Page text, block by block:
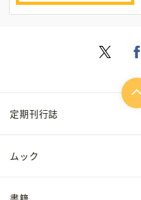
定期刊行誌
ムック